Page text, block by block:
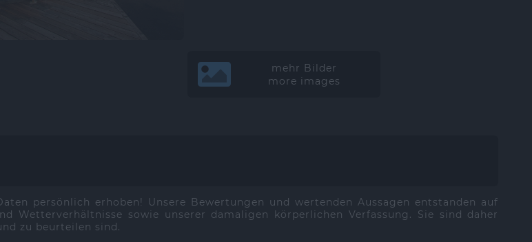
mehr Bilder
more images
persönlich erhoben! Unsere Bewertungen und wertenden Aussagen entstanden auf
Wetterverhältnisse sowie unserer damaligen körperlichen Verfassung. Sie sind daher
zu beurteilen sind.